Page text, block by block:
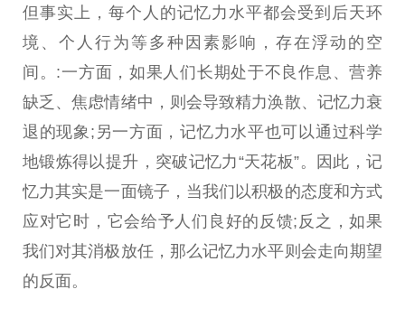
但事实上，每个人的记忆力水平都会受到后天环
境、个人行为等多种因素影响，存在浮动的空
间。:一方面，如果人们长期处于不良作息、营养
缺乏、焦虑情绪中，则会导致精力涣散、记忆力衰
退的现象;另一方面，记忆力水平也可以通过科学
地锻炼得以提升，突破记忆力“天花板”。因此，记
忆力其实是一面镜子，当我们以积极的态度和方式
应对它时，它会给予人们良好的反馈;反之，如果
我们对其消极放任，那么记忆力水平则会走向期望
的反面。